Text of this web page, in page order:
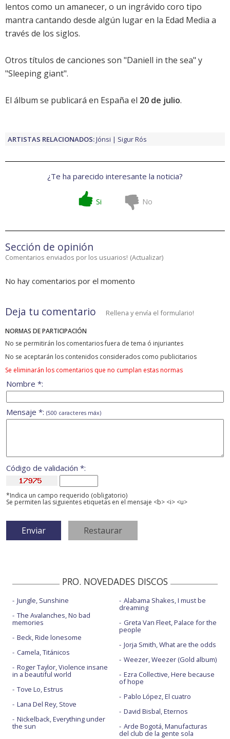
lentos como un amanecer, o un ingrávido coro tipo
mantra cantando desde algún lugar en la Edad Media a
través de los siglos.
Otros títulos de canciones son "Daniell in the sea" y
"Sleeping giant".
El álbum se publicará en España el 20 de julio.
ARTISTAS RELACIONADOS:Jónsi Sigur Rós
¿Te ha parecido interesante la noticia?
Si No
Sección de opinión
Comentarios enviados por los usuarios! (Actualizar)
No hay comentarios por el momento
Deja tu comentario Rellena y envía el formulario!
NORMAS DE PARTICIPACIÓN
No se permitirán los comentarios fuera de tema ó injuriantes
No se aceptarán los contenidos considerados como publicitarios
Se eliminarán los comentarios que no cumplan estas normas
Nombre *:
Mensaje *: (500 caracteres máx)
Código de validación *:
*Indica un campo requerido (obligatorio)
Se permiten las siguientes etiquetas en el mensaje <b> <i> <u>
PRO. NOVEDADES DISCOS
Jungle, Sunshine
The Avalanches, No bad
memories
Beck, Ride lonesome
Camela, Titánicos
Roger Taylor, Violence insane
in a beautiful world
Tove Lo, Estrus
Lana Del Rey, Stove
Nickelback, Everything under
the sun
Alabama Shakes, I must be
dreaming
Greta Van Fleet, Palace for the
people
Jorja Smith, What are the odds
Weezer, Weezer (Gold album)
Ezra Collective, Here because
of hope
Pablo López, El cuatro
David Bisbal, Eternos
Arde Bogotá, Manufacturas
del club de la gente sola